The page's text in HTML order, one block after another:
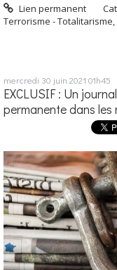
Lien permanent
Terrorisme - Totalitarisme,
mercredi 30 juin 2021 01h45
EXCLUSIF : Un
permanente dans les